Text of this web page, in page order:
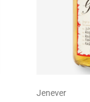
Jenever